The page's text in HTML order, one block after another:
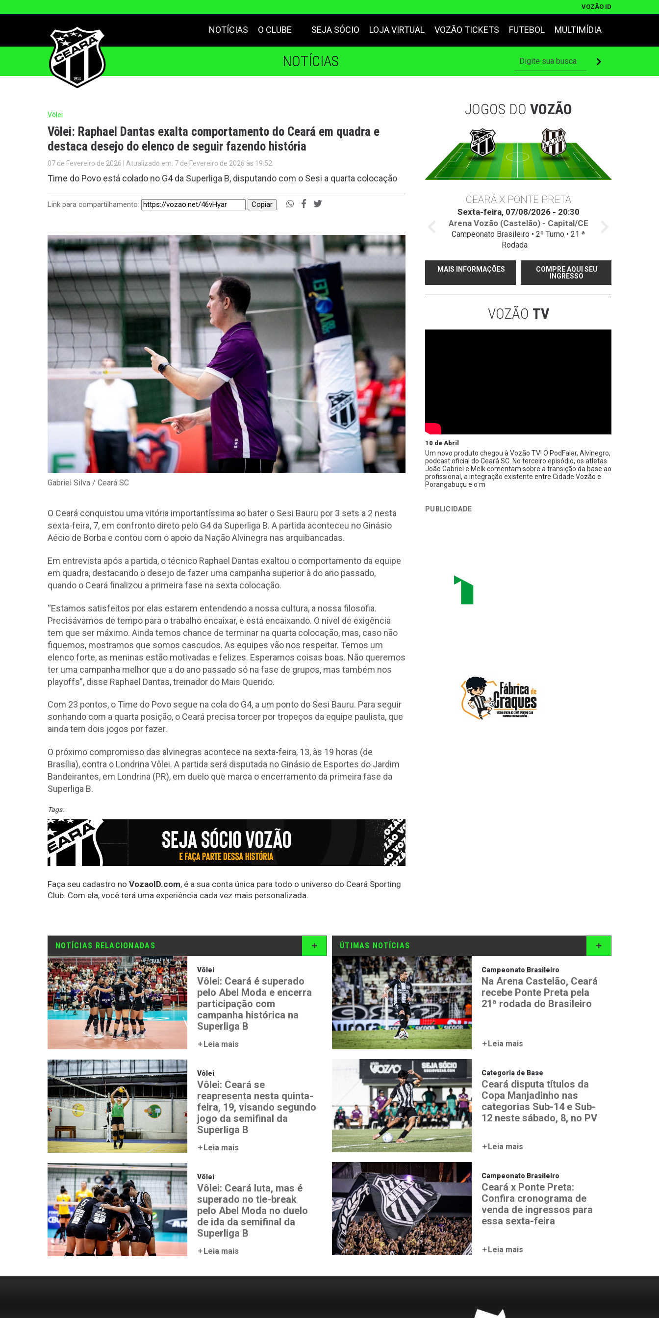
VOZÃO ID
NOTÍCIAS O CLUBE SEJA SÓCIO LOJA VIRTUAL VOZÃO TICKETS FUTEBOL MULTIMÍDIA
NOTÍCIAS
Vôlei
Vôlei: Raphael Dantas exalta comportamento do Ceará em quadra e
destaca desejo do elenco de seguir fazendo história
07 de Fevereiro de 2026 | Atualizado em: 7 de Fevereiro de 2026 às 19:52
Time do Povo está colado no G4 da Superliga B, disputando com o Sesi a quarta colocação
Link para compartilhamento: Copiar
Gabriel Silva / Ceará SC
O Ceará conquistou uma vitória importantíssima ao bater o Sesi Bauru por 3 sets a 2 nesta
sexta-feira, 7, em confronto direto pelo G4 da Superliga B. A partida aconteceu no Ginásio
Aécio de Borba e contou com o apoio da Nação Alvinegra nas arquibancadas.
Em entrevista após a partida, o técnico Raphael Dantas exaltou o comportamento da equipe
em quadra, destacando o desejo de fazer uma campanha superior à do ano passado,
quando o Ceará finalizou a primeira fase na sexta colocação.
“Estamos satisfeitos por elas estarem entendendo a nossa cultura, a nossa filosofia.
Precisávamos de tempo para o trabalho encaixar, e está encaixando. O nível de exigência
tem que ser máximo. Ainda temos chance de terminar na quarta colocação, mas, caso não
fiquemos, mostramos que somos cascudos. As equipes vão nos respeitar. Temos um
elenco forte, as meninas estão motivadas e felizes. Esperamos coisas boas. Não queremos
ter uma campanha melhor que a do ano passado só na fase de grupos, mas também nos
playoffs”, disse Raphael Dantas, treinador do Mais Querido.
Com 23 pontos, o Time do Povo segue na cola do G4, a um ponto do Sesi Bauru. Para seguir
sonhando com a quarta posição, o Ceará precisa torcer por tropeços da equipe paulista, que
ainda tem dois jogos por fazer.
O próximo compromisso das alvinegras acontece na sexta-feira, 13, às 19 horas (de
Brasília), contra o Londrina Vôlei. A partida será disputada no Ginásio de Esportes do Jardim
Bandeirantes, em Londrina (PR), em duelo que marca o encerramento da primeira fase da
Superliga B.
Tags:
Faça seu cadastro no VozaoID.com, é a sua conta única para todo o universo do Ceará Sporting
Club. Com ela, você terá uma experiência cada vez mais personalizada.
JOGOS DO VOZÃO
CEARÁ X PONTE PRETA
Sexta-feira, 07/08/2026 - 20:30
Arena Vozão (Castelão) - Capital/CE
Campeonato Brasileiro • 2º Turno • 21 ª
Rodada
MAIS INFORMAÇÕES
COMPRE AQUI SEU
INGRESSO
VOZÃO TV
10 de Abril
Um novo produto chegou à Vozão TV! O PodFalar, Alvinegro,
podcast oficial do Ceará SC. No terceiro episódio, os atletas
João Gabriel e Melk comentam sobre a transição da base ao
profissional, a integração existente entre Cidade Vozão e
Porangabuçu e o m
PUBLICIDADE
NOTÍCIAS RELACIONADAS
Vôlei
Vôlei: Ceará é superado
pelo Abel Moda e encerra
participação com
campanha histórica na
Superliga B
Leia mais
Vôlei
Vôlei: Ceará se
reapresenta nesta quinta-
feira, 19, visando segundo
jogo da semifinal da
Superliga B
Leia mais
Vôlei
Vôlei: Ceará luta, mas é
superado no tie-break
pelo Abel Moda no duelo
de ida da semifinal da
Superliga B
Leia mais
ÚTIMAS NOTÍCIAS
Campeonato Brasileiro
Na Arena Castelão, Ceará
recebe Ponte Preta pela
21ª rodada do Brasileiro
Leia mais
Categoria de Base
Ceará disputa títulos da
Copa Manjadinho nas
categorias Sub-14 e Sub-
12 neste sábado, 8, no PV
Leia mais
Campeonato Brasileiro
Ceará x Ponte Preta:
Confira cronograma de
venda de ingressos para
essa sexta-feira
Leia mais